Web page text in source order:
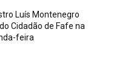
Luís Montenegro
Cidadão de Fafe na
feira